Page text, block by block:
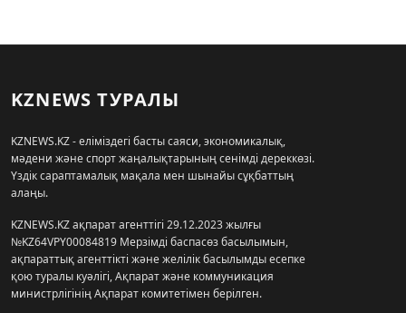
KZNEWS ТУРАЛЫ
KZNEWS.KZ - еліміздегі басты саяси, экономикалық,
мәдени және спорт жаңалықтарының сенімді дереккөзі.
Үздік сараптамалық мақала мен шынайы сұқбаттың
алаңы.
KZNEWS.KZ ақпарат агенттігі 29.12.2023 жылғы
№KZ64VPY00084819 Мерзімді баспасөз басылымын,
ақпараттық агенттікті және желілік басылымды есепке
қою туралы куәлігі, Ақпарат және коммуникация
министрлігінің Ақпарат комитетімен берілген.